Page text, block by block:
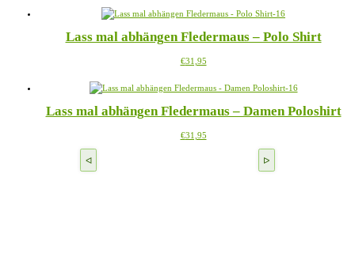
können
der
gewählt
Lass mal abhängen Fledermaus – Polo Shirt
€31,95Dieses
weist
Varianten
Die
Lass mal abhängen Fledermaus – Damen Poloshirt
€31,95Dieses